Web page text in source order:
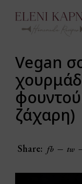
Vegan
ζάχαρη)
Share: fb tw